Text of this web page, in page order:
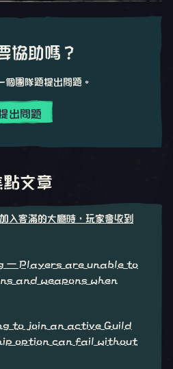
協助嗎？
個團隊題提出問題。
出問題
點文章
入客滿的大廳時，玩家會收到
– Players are unable to
and weapons when
to join an active Guild
option can fail without